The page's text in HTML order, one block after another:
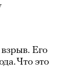
Его
Что это